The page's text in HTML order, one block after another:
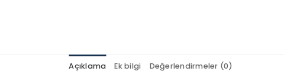
Açıklama Ek bilgi Değerlendirmeler (0)